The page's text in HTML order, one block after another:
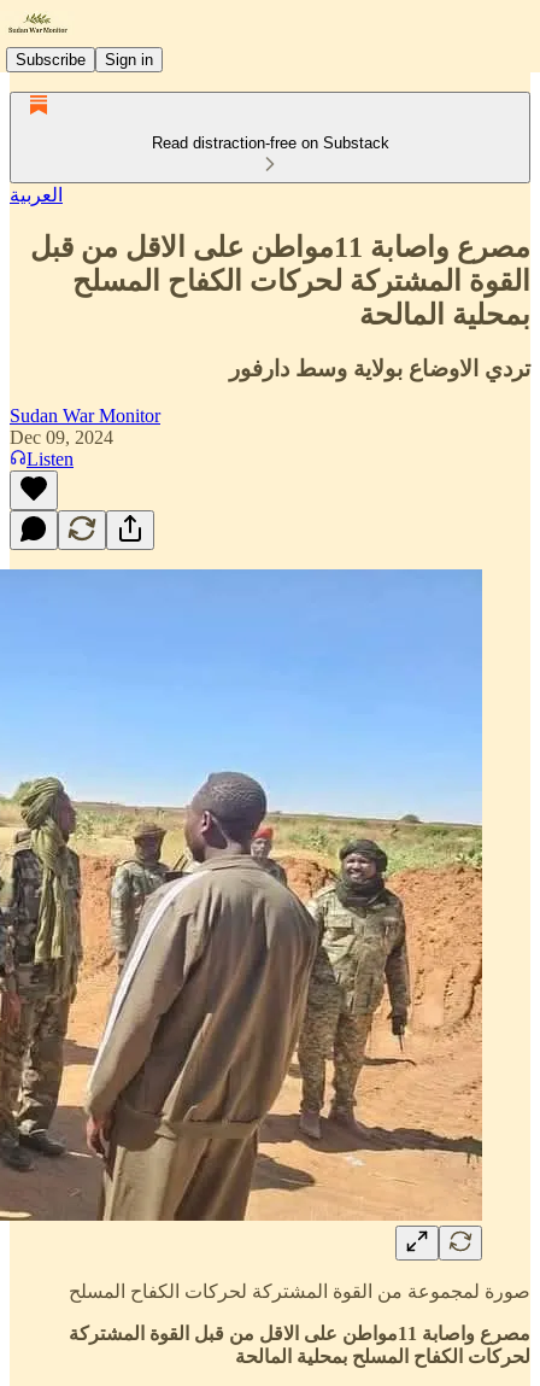
Subscribe Sign in
Read distraction-free on Substack
العربية
مصرع واصابة 11مواطن على الاقل من قبل
القوة المشتركة لحركات الكفاح المسلح
بمحلية المالحة
تردي الاوضاع بولاية وسط دارفور
Sudan War Monitor
Dec 09, 2024
Listen
صورة لمجموعة من القوة المشتركة لحركات الكفاح المسلح
مصرع واصابة 11مواطن على الاقل من قبل القوة المشتركة
لحركات الكفاح المسلح بمحلية المالحة